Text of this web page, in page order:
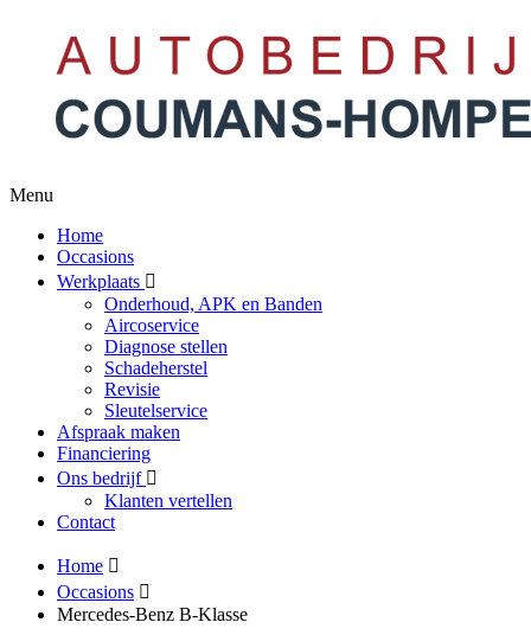
Menu
Home
Occasions
Werkplaats
Onderhoud, APK en Banden
Aircoservice
Diagnose stellen
Schadeherstel
Revisie
Sleutelservice
Afspraak maken
Financiering
Ons bedrijf
Klanten vertellen
Contact
Home
Occasions
Mercedes-Benz B-Klasse